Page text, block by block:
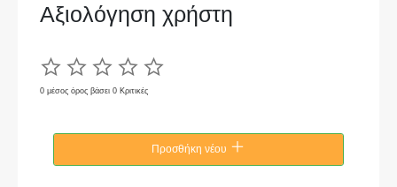
Αξιολόγηση χρήστη
0 μέσος όρος βάσει 0 Κριτικές
Προσθήκη νέου